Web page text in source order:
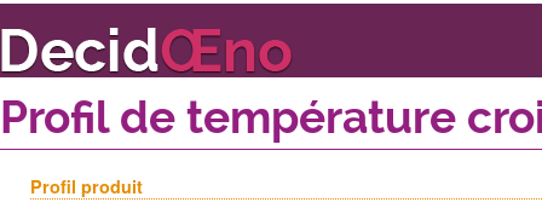
Profil de température
Profil produit